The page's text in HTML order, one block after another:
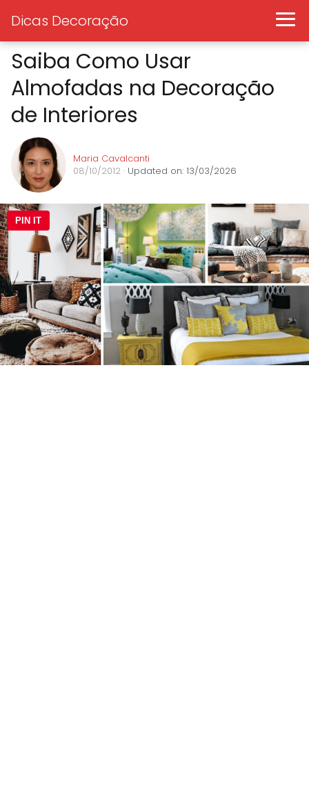
Dicas Decoração
Saiba Como Usar
Almofadas na Decoração
de Interiores
Maria Cavalcanti
08/10/2012 · Updated on: 13/03/2026
PIN IT